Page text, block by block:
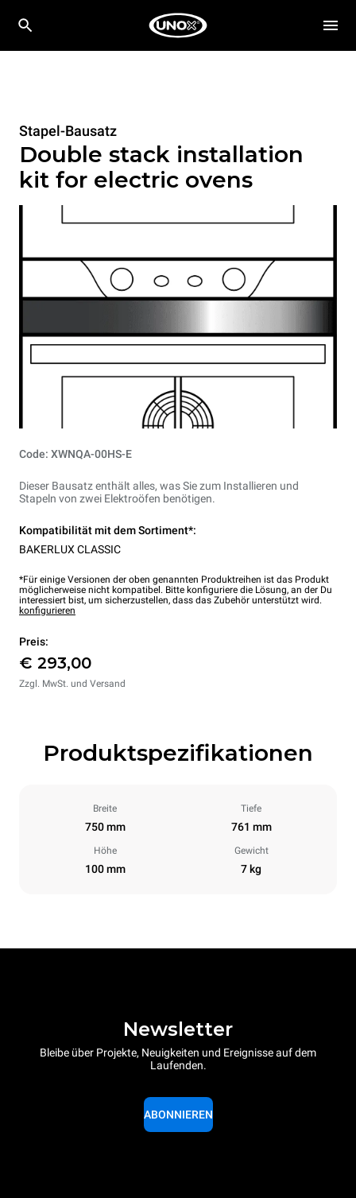
Stapel-Bausatz
Double stack installation
kit for electric ovens
Code: XWNQA-00HS-E
Dieser Bausatz enthält alles, was Sie zum Installieren und
Stapeln von zwei Elektroöfen benötigen.
Kompatibilität mit dem Sortiment*:
BAKERLUX CLASSIC
*Für einige Versionen der oben genannten Produktreihen ist das Produkt
möglicherweise nicht kompatibel. Bitte konfiguriere die Lösung, an der Du
interessiert bist, um sicherzustellen, dass das Zubehör unterstützt wird.
konfigurieren
Preis:
€ 293,00
Zzgl. MwSt. und Versand
Produktspezifikationen
Breite
750 mm
Tiefe
761 mm
Höhe
100 mm
Gewicht
7 kg
Newsletter
Bleibe über Projekte, Neuigkeiten und Ereignisse auf dem
Laufenden.
ABONNIEREN